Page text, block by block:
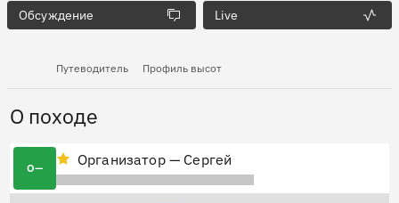
Обсуждение Live
Путеводитель Профиль высот
О походе
О— Организатор — Сергей